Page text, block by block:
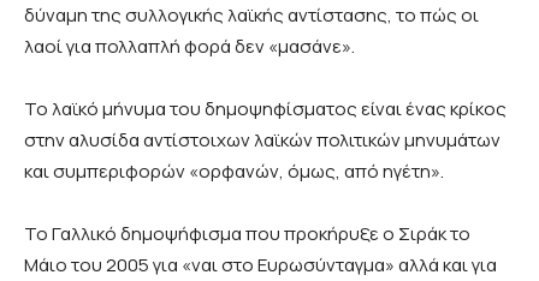
δύναμη της συλλογικής λαϊκής αντίστασης, το πώς οι
λαοί για πολλαπλή φορά δεν «μασάνε».
Το λαϊκό μήνυμα του δημοψηφίσματος είναι ένας κρίκος
στην αλυσίδα αντίστοιχων λαϊκών πολιτικών μηνυμάτων
και συμπεριφορών «ορφανών, όμως, από ηγέτη».
Το Γαλλικό δημοψήφισμα που προκήρυξε ο Σιράκ το
Μάιο του 2005 για «ναι στο Ευρωσύνταγμα» αλλά και για